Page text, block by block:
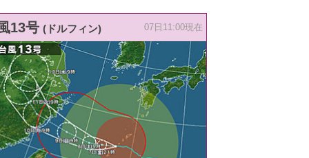
13号 (ドルフィン) 07日11:00現在